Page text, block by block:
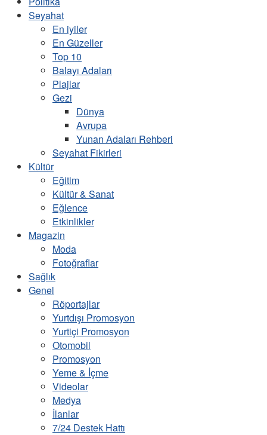
Seyahat
En iyiler
En Güzeller
Top 10
Balayı Adaları
Plajlar
Gezi
Dünya
Avrupa
Yunan Adaları Rehberi
Seyahat Fikirleri
Kültür
Eğitim
Kültür & Sanat
Eğlence
Etkinlikler
Magazin
Moda
Fotoğraflar
Sağlık
Genel
Röportajlar
Yurtdışı Promosyon
Yurtiçi Promosyon
Otomobil
Promosyon
Yeme & İçme
Videolar
Medya
İlanlar
7/24 Destek Hattı